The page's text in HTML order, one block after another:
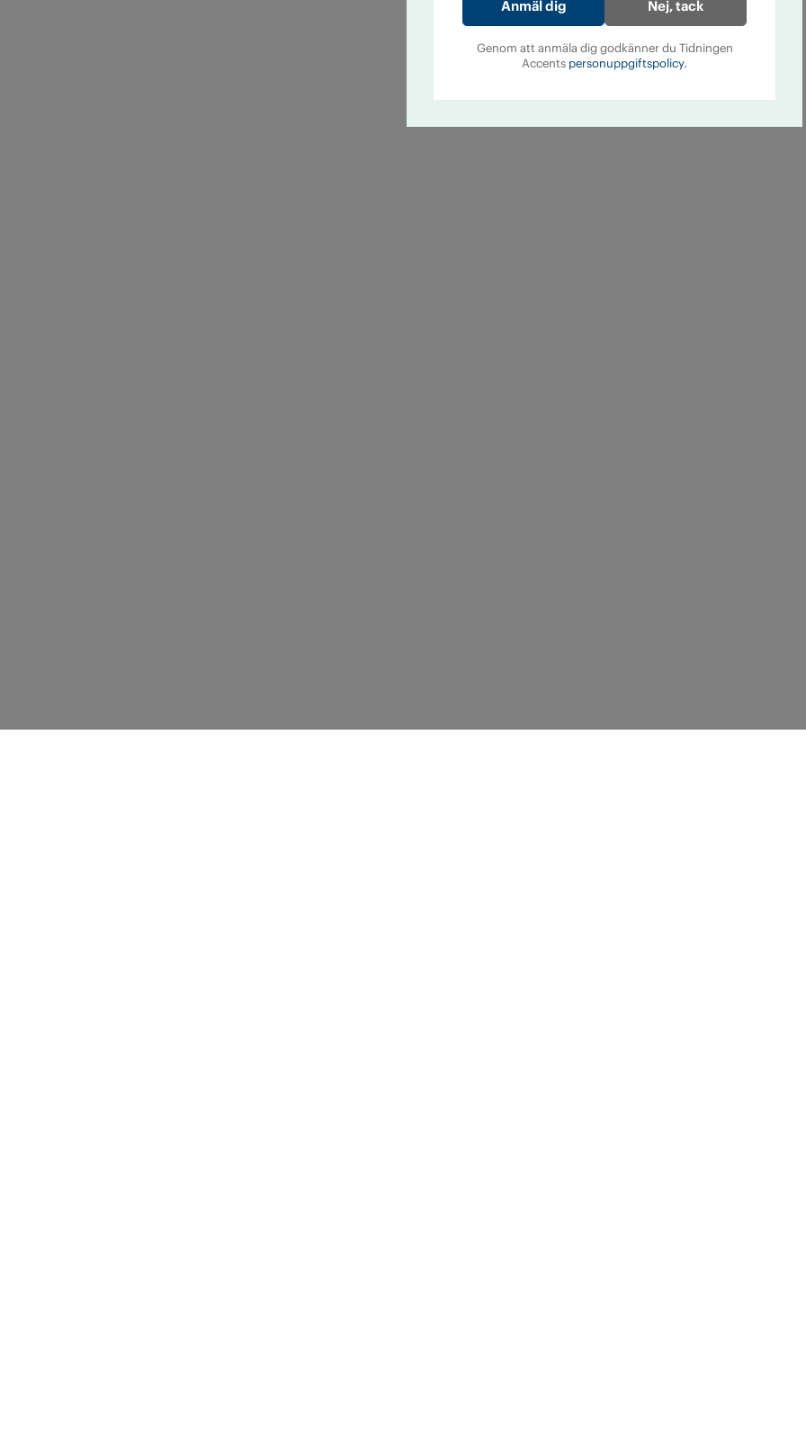
Nej, tack
Genom att anmäla dig godkänner du Tidningen
Accents personuppgiftspolicy.